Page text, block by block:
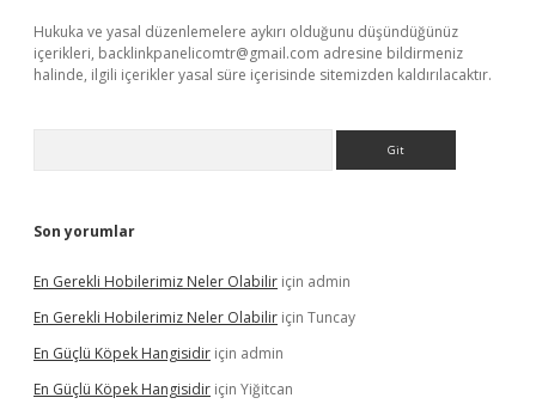
Hukuka ve yasal düzenlemelere aykırı olduğunu düşündüğünüz
içerikleri, backlinkpanelicomtr@gmail.com adresine bildirmeniz
halinde, ilgili içerikler yasal süre içerisinde sitemizden kaldırılacaktır.
Son yorumlar
En Gerekli Hobilerimiz Neler Olabilir için admin
En Gerekli Hobilerimiz Neler Olabilir için Tuncay
En Güçlü Köpek Hangisidir için admin
En Güçlü Köpek Hangisidir için Yiğitcan